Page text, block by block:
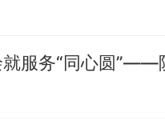
服务“同心圆”——